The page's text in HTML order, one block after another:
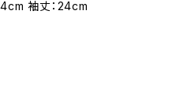
袖丈：24cm